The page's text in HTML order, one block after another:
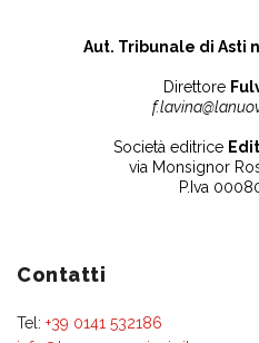
Aut. Tribunale di Asti
Direttore
Società editrice
via Monsignor
P.Iva
Contatti
Tel: +39 0141 532186